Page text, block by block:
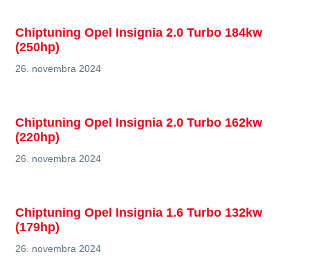
Chiptuning Opel Insignia 2.0 Turbo 184kw
(250hp)
26. novembra 2024
Chiptuning Opel Insignia 2.0 Turbo 162kw
(220hp)
26. novembra 2024
Chiptuning Opel Insignia 1.6 Turbo 132kw
(179hp)
26. novembra 2024